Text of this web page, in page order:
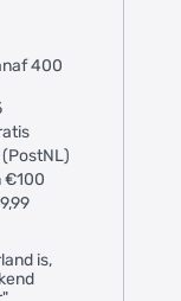
400
€100
is,